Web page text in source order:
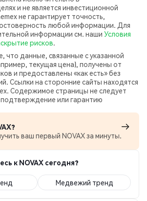
и не является инвестиционной
не гарантирует точность,
любой информации. Для
информации см. наши Условия
рисков.
что данные, связанные с указанной
текущая цена), получены от
и предоставлены «как есть» без
Ссылки на сторонние сайты находятся
Содержимое страницы не следует
подтверждение или гарантию
ваш первый NOVAX за минуты.
к NOVAX сегодня?
Медвежий тренд